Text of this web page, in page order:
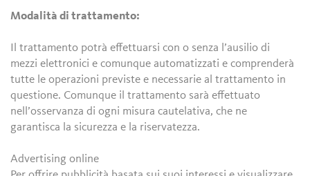
Modalità di trattamento:
Il trattamento potrà effettuarsi con o senza l’ausilio di
mezzi elettronici e comunque automatizzati e comprenderà
tutte le operazioni previste e necessarie al trattamento in
questione. Comunque il trattamento sarà effettuato
nell’osservanza di ogni misura cautelativa, che ne
garantisca la sicurezza e la riservatezza.
Advertising online